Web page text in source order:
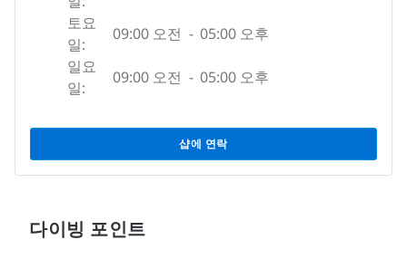
토요
일:
09:00 오전 - 05:00 오후
일요
일:
09:00 오전 - 05:00 오후
샵에 연락
다이빙 포인트